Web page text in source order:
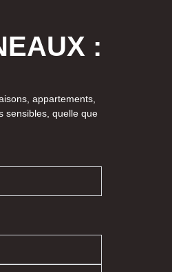
:
appartements,
sensibles, quelle que